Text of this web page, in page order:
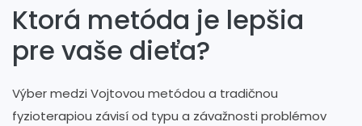
Ktorá metóda je lepšia
pre vaše dieťa?
Výber medzi Vojtovou metódou a tradičnou
fyzioterapiou závisí od typu a závažnosti problémov